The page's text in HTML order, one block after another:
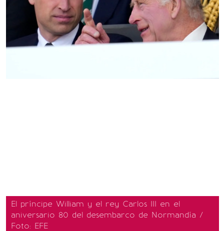
El príncipe William y el rey Carlos III en el
aniversario 80 del desembarco de Normandía /
Foto: EFE